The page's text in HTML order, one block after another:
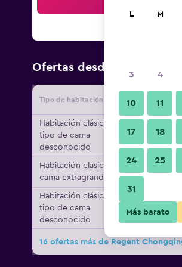
Ofertas desde Oferta
Tipo de habitación
Habitación clásica,
tipo de cama
desconocido
Habitación clásica, 1
cama extragrande
Habitación clásica,
tipo de cama
desconocido
16 ofertas más de Regent
L M
3 4
10 11
17 18
24 25
31
Más barato